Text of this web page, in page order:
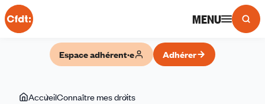
Panneau de gestion des cookies
MENU
Espace adhérent·e Adhérer
VousAccueilConnaître mes droits